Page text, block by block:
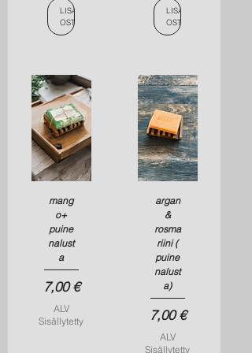
LISÄÄ
OSTOSKORIIN
LISÄÄ
OSTOSKORIIN
mang
o+
puine
nalust
a
Hinta
7,00 €
ALV
Sisällytetty
argan
&
rosma
riini (
puine
nalust
a)
Hinta
7,00 €
ALV
Sisällytetty